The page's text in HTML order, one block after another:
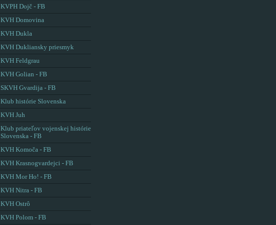
KVPH Dojč - FB
KVH Domovina
KVH Dukla
KVH Dukliansky priesmyk
KVH Feldgrau
KVH Golian - FB
SKVH Gvardija - FB
Klub histórie Slovenska
KVH Juh
Klub priateľov vojenskej histórie
Slovenska - FB
KVH Komoča - FB
KVH Krasnogvardejci - FB
KVH Mor Ho! - FB
KVH Nitra - FB
KVH Ostrô
KVH Polom - FB